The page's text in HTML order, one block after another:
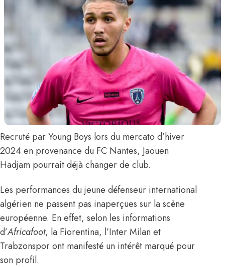
Recruté par Young Boys lors du mercato d’hiver
2024 en provenance du FC Nantes, Jaouen
Hadjam pourrait déjà changer de club.
Les performances du jeune défenseur international
algérien ne passent pas inaperçues sur la scène
européenne. En effet, selon les informations
d’Africafoot, la Fiorentina, l’Inter Milan et
Trabzonspor ont manifesté un intérêt marqué pour
son profil.